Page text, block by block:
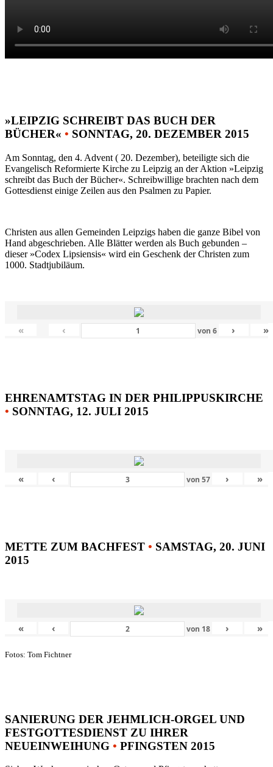
»LEIPZIG SCHREIBT DAS BUCH DER
BÜCHER« • SONNTAG, 20. DEZEMBER 2015
Am Sonntag, den 4. Advent ( 20. Dezember), beteiligte sich die
Evangelisch Reformierte Kirche zu Leipzig an der Aktion »Leipzig
schreibt das Buch der Bücher«. Schreibwillige brachten nach dem
Gottesdienst einige Zeilen aus den Psalmen zu Papier.
Christen aus allen Gemeinden Leipzigs haben die ganze Bibel von
Hand abgeschrieben. Alle Blätter werden als Buch gebunden –
dieser »Codex Lipsiensis« wird ein Geschenk der Christen zum
1000. Stadtjubiläum.
« ‹ von 6 › »
EHRENAMTSTAG IN DER PHILIPPUSKIRCHE
• SONNTAG, 12. JULI 2015
« ‹ von57 › »
METTE ZUM BACHFEST • SAMSTAG, 20. JUNI
2015
« ‹ von 18 › »
Fotos: Tom Fichtner
SANIERUNG DER JEHMLICH-ORGEL UND
FESTGOTTESDIENST ZU IHRER
NEUEINWEIHUNG • PFINGSTEN 2015